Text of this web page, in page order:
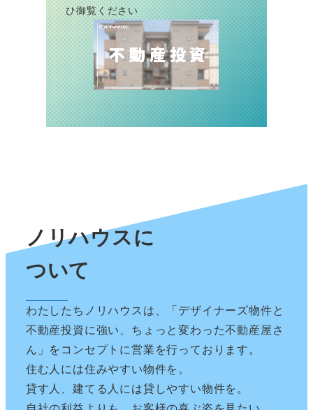
ひ御覧ください
ノリハウスに
ついて
わたしたちノリハウスは、「デザイナーズ物件と
不動産投資に強い、ちょっと変わった不動産屋さ
ん」をコンセプトに営業を行っております。
住む人には住みやすい物件を。
貸す人、建てる人には貸しやすい物件を。